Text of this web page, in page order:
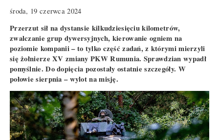
środa, 19 czerwca 2024
Przerzut sił na dystansie kilkudziesięciu kilometrów,
zwalczanie grup dywersyjnych, kierowanie ogniem na
poziomie kompanii – to tylko część zadań, z którymi mierzyli
się żołnierze XV zmiany PKW Rumunia. Sprawdzian wypadł
pomyślnie. Do dopięcia pozostały ostatnie szczegóły. W
połowie sierpnia – wylot na misję.